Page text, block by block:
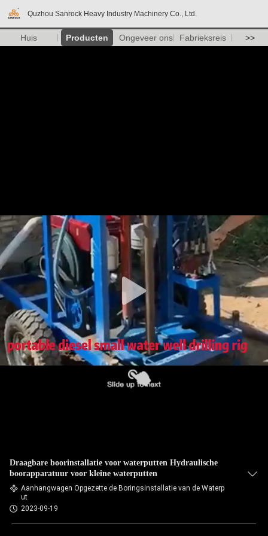
Quzhou Sanrock Heavy Industry Machinery Co., Ltd.
Huis Producten Ongeveer ons Fabrieksreis >>
Draagbare boorinstallatie voor waterputten Hydraulische
boorapparatuur voor kleine waterputten
Aanhangwagen Opgezette de Boringsinstallatie van de Waterp
ut
2023-09-19